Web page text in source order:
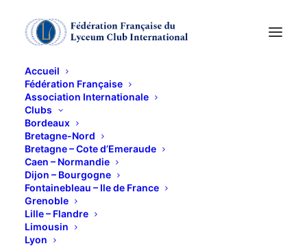
Accueil
Fédération Française
Association Internationale
Clubs
Bordeaux
Bretagne-Nord
Bretagne – Cote d’Emeraude
Caen – Normandie
Dijon – Bourgogne
Fontainebleau – Ile de France
Grenoble
Lille – Flandre
Limousin
Lyon